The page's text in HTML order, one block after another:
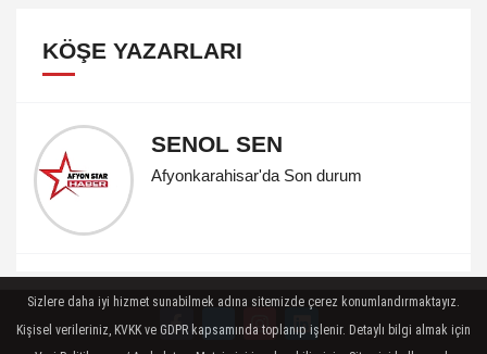
KÖŞE YAZARLARI
SENOL SEN
Afyonkarahisar'da Son durum
Sizlere daha iyi hizmet sunabilmek adına sitemizde çerez konumlandırmaktayız.
Kişisel verileriniz, KVKK ve GDPR kapsamında toplanıp işlenir. Detaylı bilgi almak için